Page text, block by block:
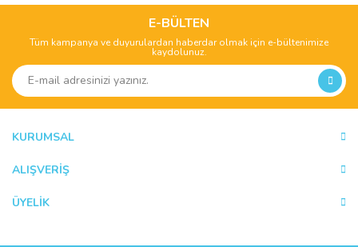
E-BÜLTEN
Tüm kampanya ve duyurulardan haberdar olmak için e-bültenimize
kaydolunuz.
KURUMSAL
ALIŞVERİŞ
ÜYELİK